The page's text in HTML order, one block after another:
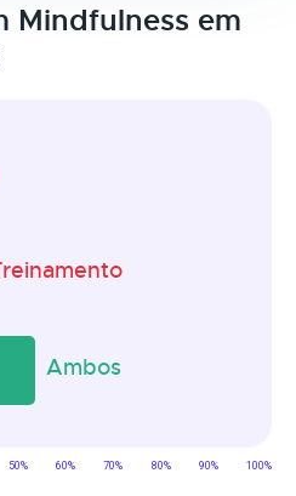
Mindfulness em